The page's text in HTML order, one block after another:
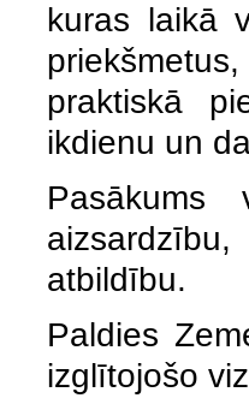
kuras laikā
praktiskā
ikdienu un
Pasākums
atbildību.
Paldies
izglītojošo